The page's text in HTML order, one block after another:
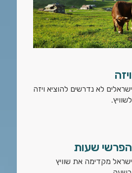
ויזה
ישראלים לא נדרשים להוציא ויזה
לשוויץ.
הפרשי שעות
ישראל מקדימה את שוויץ